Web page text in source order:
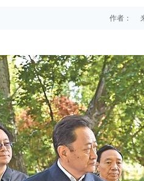
作者：